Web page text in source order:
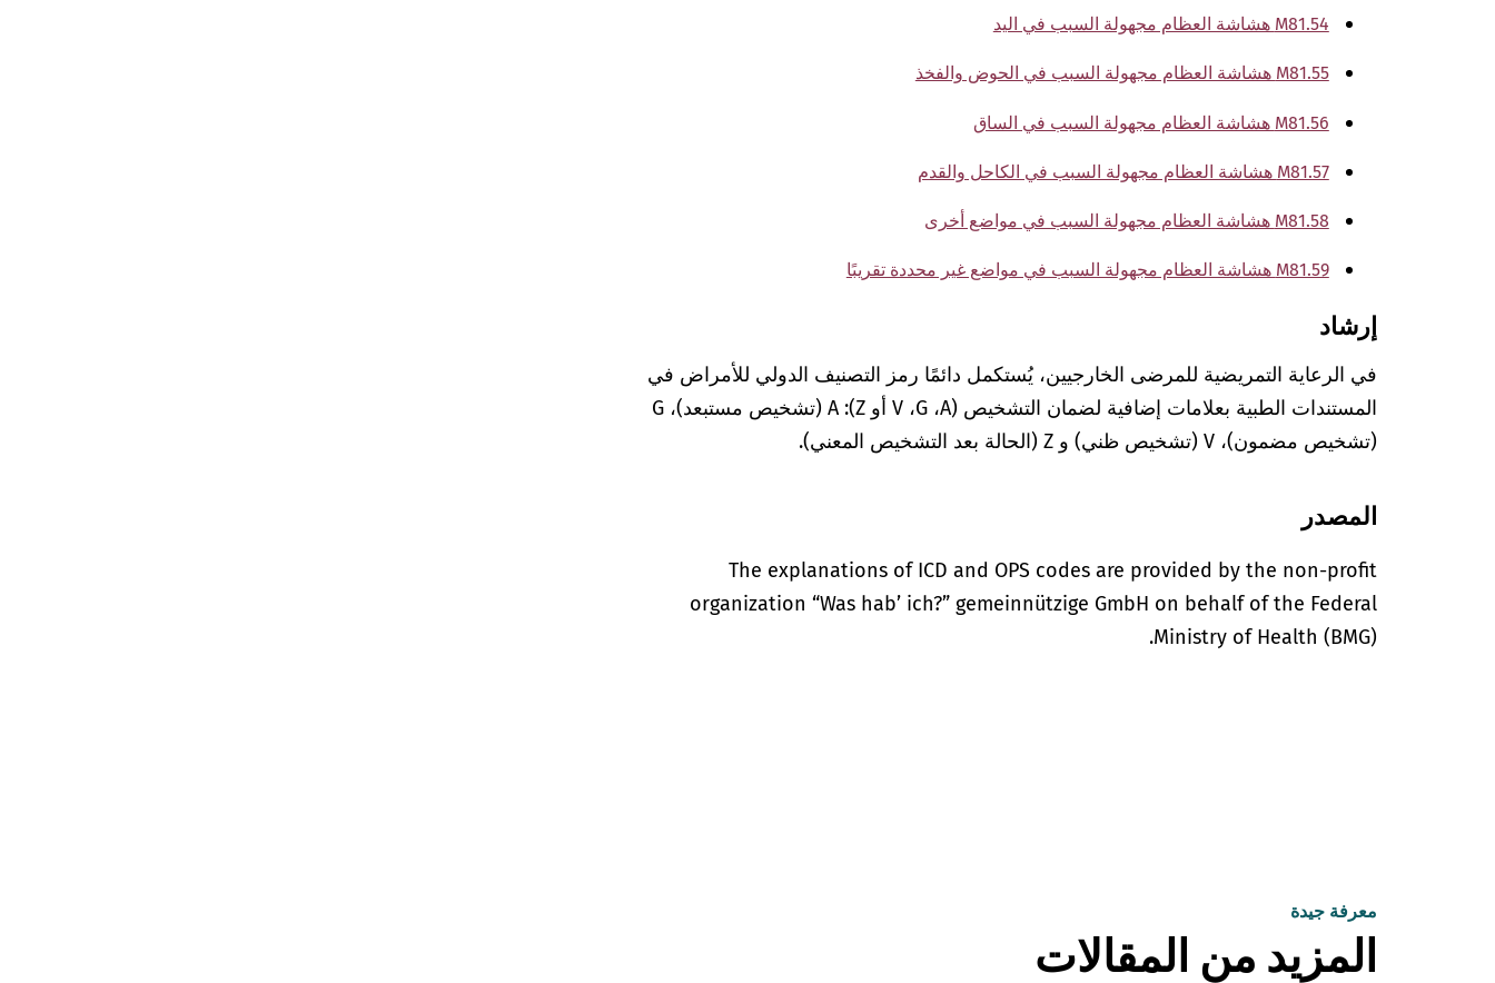
M81.54 هشاشة العظام مجهولة السبب في اليد
M81.55 هشاشة العظام مجهولة السبب في الحوض والفخذ
M81.56 هشاشة العظام مجهولة السبب في الساق
M81.57 هشاشة العظام مجهولة السبب في الكاحل والقدم
M81.58 هشاشة العظام مجهولة السبب في مواضع أخرى
M81.59 هشاشة العظام مجهولة السبب في مواضع غير محددة تقريبًا
إرشاد
في الرعاية التمريضية للمرضى الخارجيين، يُستكمل دائمًا رمز التصنيف الدولي للأمراض في
المستندات الطبية بعلامات إضافية لضمان التشخيص (A‏، G‏، V أو Z): A (تشخيص مستبعد)، G
(تشخيص مضمون)، V (تشخيص ظني) و Z (الحالة بعد التشخيص المعني).
المصدر
The explanations of ICD and OPS codes are provided by the non-profit
organization “Was hab’ ich?” gemeinnützige GmbH on behalf of the Federal
Ministry of Health (BMG).
معرفة جيدة
المزيد من المقالات